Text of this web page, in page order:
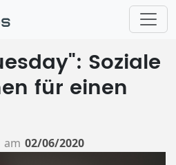
Soziale
für einen
am 02/06/2020